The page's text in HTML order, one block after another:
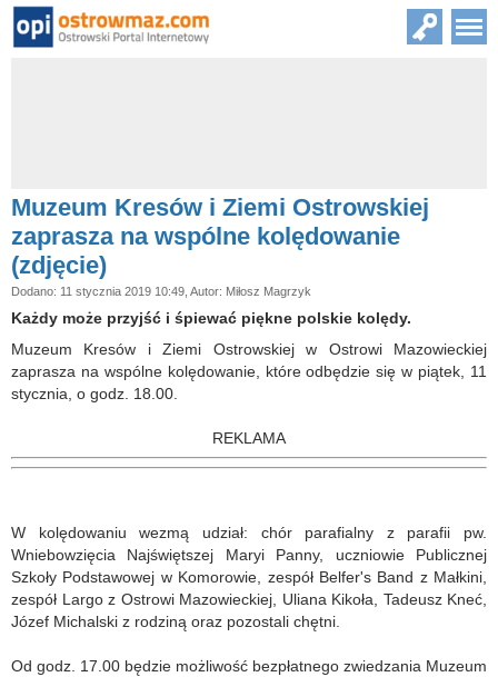
Muzeum Kresów i Ziemi Ostrowskiej
zaprasza na wspólne kolędowanie
(zdjęcie)
Dodano: 11 stycznia 2019 10:49, Autor: Miłosz Magrzyk
Każdy może przyjść i śpiewać piękne polskie kolędy.
Muzeum Kresów i Ziemi Ostrowskiej w Ostrowi Mazowieckiej
zaprasza na wspólne kolędowanie, które odbędzie się w piątek, 11
stycznia, o godz. 18.00.
REKLAMA
W kolędowaniu wezmą udział: chór parafialny z parafii pw.
Wniebowzięcia Najświętszej Maryi Panny, uczniowie Publicznej
Szkoły Podstawowej w Komorowie, zespół Belfer's Band z Małkini,
zespół Largo z Ostrowi Mazowieckiej, Uliana Kikoła, Tadeusz Kneć,
Józef Michalski z rodziną oraz pozostali chętni.
Od godz. 17.00 będzie możliwość bezpłatnego zwiedzania Muzeum